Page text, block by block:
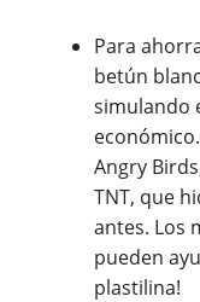
Para
betún
simulando
Angry
TNT, que
antes. Los
pueden
plastilina!